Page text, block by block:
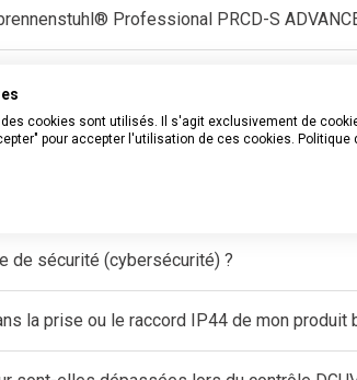
Professional PRCD-S
de câbles ou des rallonges de
le test d'isolation ?
initial DGUV ?
de sécurité (cybersécurité) ?
la prise ou le raccord IP44 de mon produit
cookies sont utilisés. Il s'agit exclusivement de
pour accepter l'utilisation de ces cookies. Politique